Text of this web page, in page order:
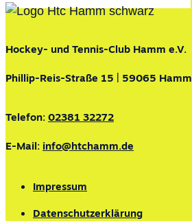
Hockey- und Tennis-Club Hamm e.V.
Phillip-Reis-Straße 15 | 59065 Hamm
Telefon: 02381 32272
E-Mail: info@htchamm.de
Impressum
Datenschutzerklärung